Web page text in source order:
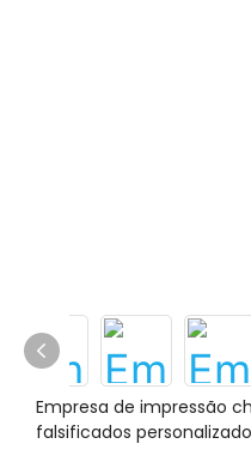
Empresa de impressão
falsificados